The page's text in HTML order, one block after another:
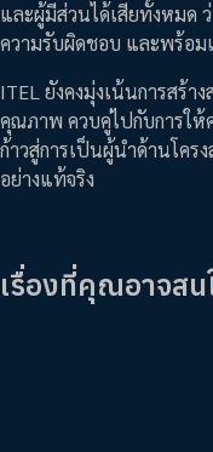
และผู้มีส่วนได้เสียทั้งหมด
ความรับผิดชอบ และพร้อม
ITEL ยังคงมุ่งเน้นการสร้า
คุณภาพ ควบคู่ไปกับการให้
ก้าวสู่การเป็นผู้นำด้านโคร
อย่างแท้จริง
เรื่องที่คุณอาจสน